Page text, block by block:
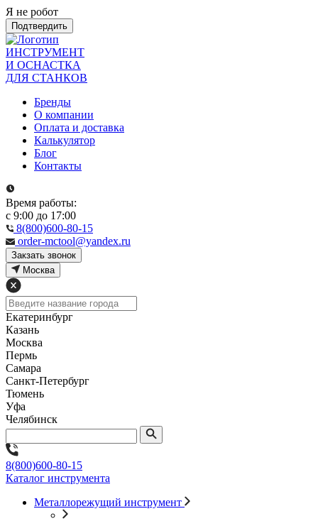
Я не робот
Подтвердить
ИНСТРУМЕНТ
И ОСНАСТКА
ДЛЯ СТАНКОВ
Бренды
О компании
Оплата и доставка
Калькулятор
Блог
Контакты
Время работы:
с 9:00 до 17:00
8(800)600-80-15
order-mctool@yandex.ru
Закзать звонок
Москва
Екатеринбург
Казань
Москва
Пермь
Самара
Санкт-Петербург
Тюмень
Уфа
Челябинск
8(800)600-80-15
Каталог инструмента
Металлорежущий инструмент